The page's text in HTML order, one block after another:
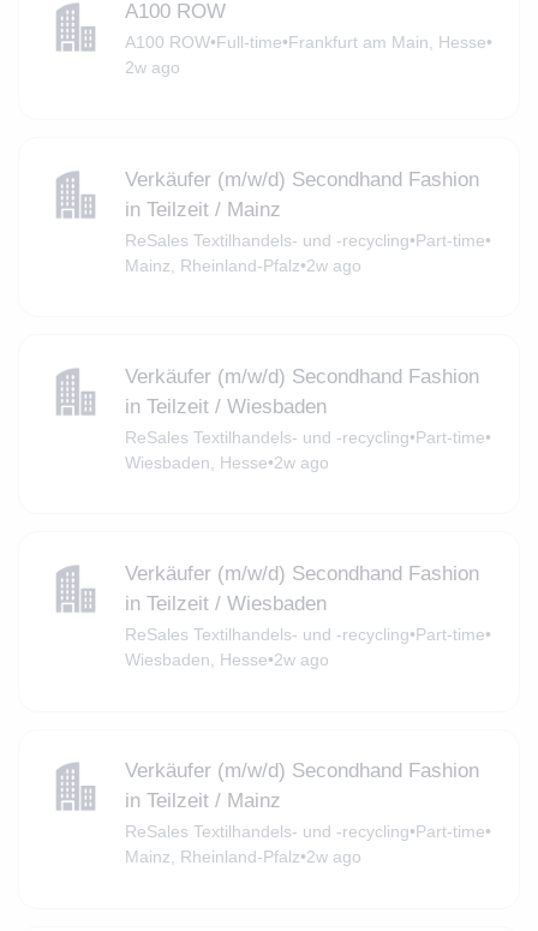
A100 ROW
A100 ROW•Full-time•Frankfurt am Main, Hesse•
2w ago
Verkäufer (m/w/d) Secondhand Fashion
in Teilzeit / Mainz
ReSales Textilhandels- und -recycling•Part-time•
Mainz, Rheinland-Pfalz•2w ago
Verkäufer (m/w/d) Secondhand Fashion
in Teilzeit / Wiesbaden
ReSales Textilhandels- und -recycling•Part-time•
Wiesbaden, Hesse•2w ago
Verkäufer (m/w/d) Secondhand Fashion
in Teilzeit / Wiesbaden
ReSales Textilhandels- und -recycling•Part-time•
Wiesbaden, Hesse•2w ago
Verkäufer (m/w/d) Secondhand Fashion
in Teilzeit / Mainz
ReSales Textilhandels- und -recycling•Part-time•
Mainz, Rheinland-Pfalz•2w ago